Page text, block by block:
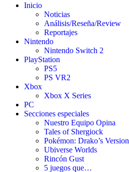
Inicio
Noticias
Análisis/Reseña/Review
Reportajes
Nintendo
Nintendo Switch 2
PlayStation
PS5
PS VR2
Xbox
Xbox X Series
PC
Secciones especiales
Nuestro Equipo Opina
Tales of Shergiock
Pokémon: Drako’s Version
Ubiverse Worlds
Rincón Gust
5 juegos que…